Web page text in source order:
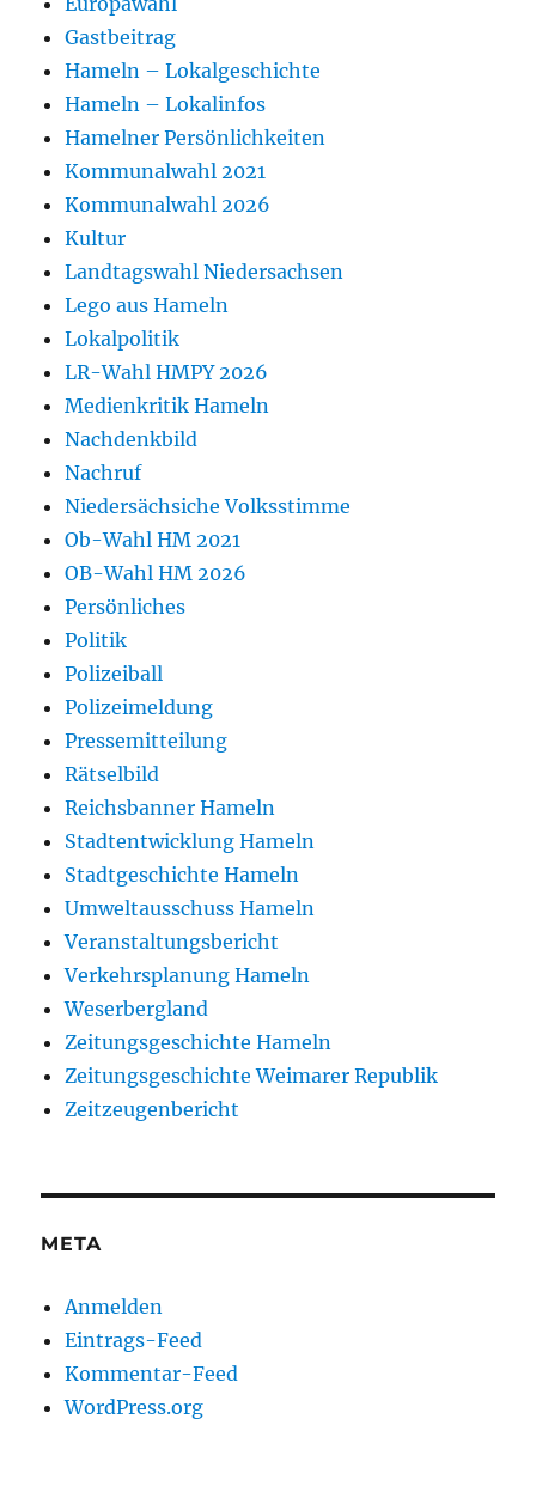
Gastbeitrag
Hameln – Lokalgeschichte
Hameln – Lokalinfos
Hamelner Persönlichkeiten
Kommunalwahl 2021
Kommunalwahl 2026
Kultur
Landtagswahl Niedersachsen
Lego aus Hameln
Lokalpolitik
LR-Wahl HMPY 2026
Medienkritik Hameln
Nachdenkbild
Nachruf
Niedersächsiche Volksstimme
Ob-Wahl HM 2021
OB-Wahl HM 2026
Persönliches
Politik
Polizeiball
Polizeimeldung
Pressemitteilung
Rätselbild
Reichsbanner Hameln
Stadtentwicklung Hameln
Stadtgeschichte Hameln
Umweltausschuss Hameln
Veranstaltungsbericht
Verkehrsplanung Hameln
Weserbergland
Zeitungsgeschichte Hameln
Zeitungsgeschichte Weimarer Republik
Zeitzeugenbericht
META
Anmelden
Eintrags-Feed
Kommentar-Feed
WordPress.org